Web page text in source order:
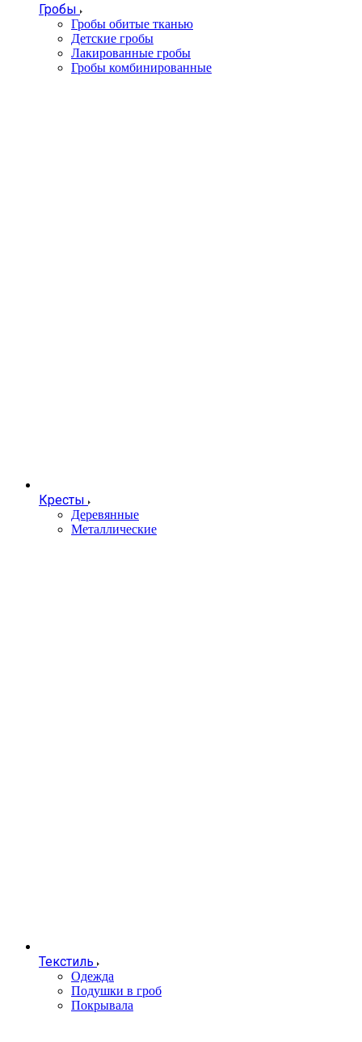
Гробы
Гробы обитые тканью
Детские гробы
Лакированные гробы
Гробы комбинированные
Кресты
Деревянные
Металлические
Текстиль
Одежда
Подушки в гроб
Покрывала